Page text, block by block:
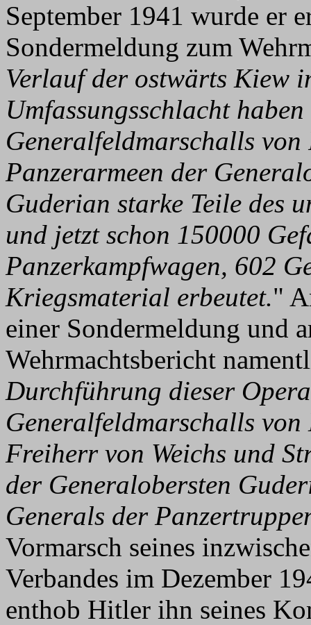
September 1941 wurde er
Sondermeldung zum
Verlauf der ostwärts Kiew
Umfassungsschlacht
Generalfeldmarschalls von
Panzerarmeen der
Guderian starke Teile des
und jetzt schon 150000
Panzerkampfwagen, 602
Kriegsmaterial erbeutet."
einer Sondermeldung und
Wehrmachtsbericht
Durchführung dieser
Generalfeldmarschalls
Freiherr von Weichs und
der Generalobersten
Generals der
Vormarsch seines
Verbandes im Dezember
enthob Hitler ihn seines